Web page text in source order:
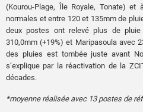
(Kourou-Plage, Île Royale, Tonate)
normales et entre 120 et 135mm de
deux postes ont relevé plus de
310,0mm (+19%) et Maripasoula avec
des pluies est tombée juste avant
s’explique par la réactivation de la
décades.
*moyenne réalisée avec 13 postes de